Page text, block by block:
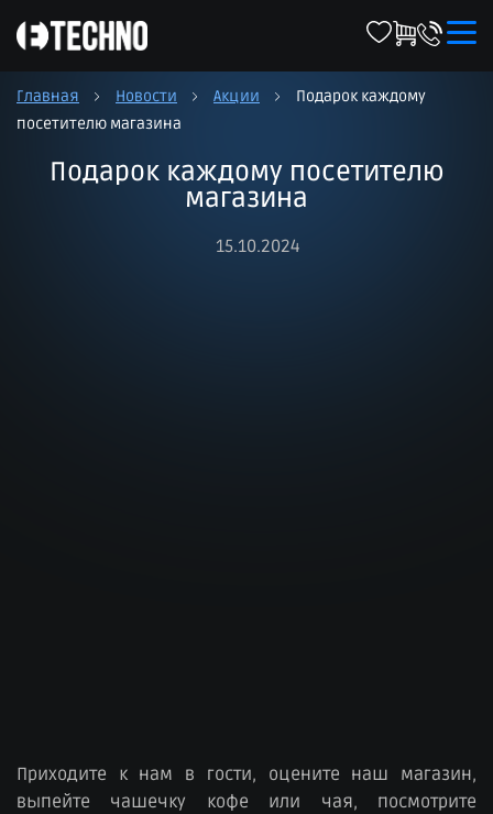
Главная Новости Акции
Подарок каждому
посетителю магазина
Подарок каждому посетителю
магазина
15.10.2024
Приходите к нам в гости, оцените наш магазин,
выпейте чашечку кофе или чая, посмотрите